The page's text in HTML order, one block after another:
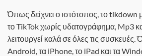
Όπως δείχνει ο ιστότοπος, το tikdown
το TikTok χωρίς υδατογράφημα, Mp3
λειτουργεί καλά σε όλες τις
Android, τα iPhone, το iPad και τα